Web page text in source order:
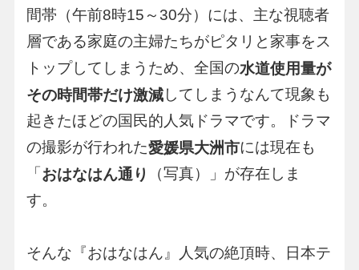
間帯（午前8時15～30分）には、主な視聴者
層である家庭の主婦たちがピタリと家事をス
トップしてしまうため、全国の水道使用量が
その時間帯だけ激減してしまうなんて現象も
起きたほどの国民的人気ドラマです。ドラマ
の撮影が行われた愛媛県大洲市には現在も
「 おはなはん通り
（写真）」が存在しま
す。
そんな『おはなはん』人気の絶頂時、日本テ